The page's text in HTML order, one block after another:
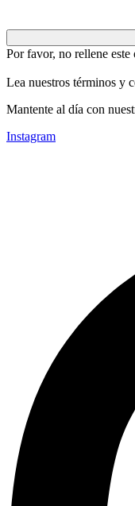
Por favor, no rellene este
Lea nuestros términos y
Mantente al día con
Instagram